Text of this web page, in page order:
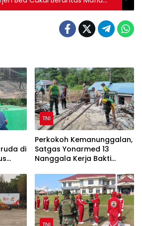
di
TNI
Perkokoh Kemanunggalan,
Satgas Yonarmed 13
Nanggala Kerja Bakti
di Kapuas Hulu
TNI